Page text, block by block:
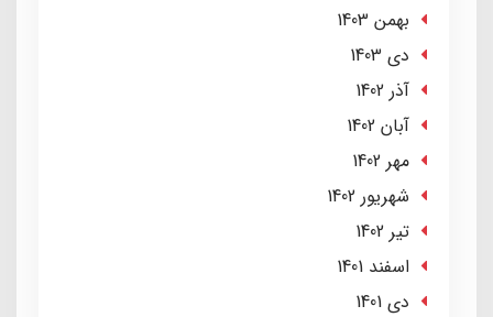
بهمن 1403
دی 1403
آذر 1402
آبان 1402
مهر 1402
شهریور 1402
تير 1402
اسفند 1401
دی 1401